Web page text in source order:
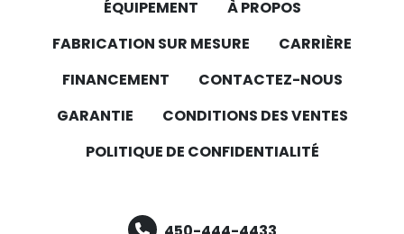
ÉQUIPEMENT
À PROPOS
FABRICATION SUR MESURE
CARRIÈRE
FINANCEMENT
CONTACTEZ-NOUS
GARANTIE
CONDITIONS DES VENTES
POLITIQUE DE CONFIDENTIALITÉ